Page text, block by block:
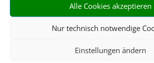
Alle Cookies akzeptieren
Nur technisch notwendige
Einstellungen ändern
8 Tage inkl. Frühstück